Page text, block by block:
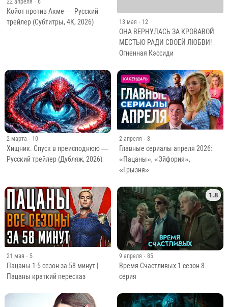
22 апреля · 6
Койот против Акме — Русский
трейлер (Субтитры, 4К, 2026)
13 мая · 12
ОНА ВЕРНУЛАСЬ ЗА КРОВАВОЙ
МЕСТЬЮ РАДИ СВОЕЙ ЛЮБВИ!
Огненная Кэссиди
2 марта · 10
Хищник. Спуск в преисподнюю —
Русский трейлер (Дубляж, 2026)
2 апреля · 8
Главные сериалы апреля 2026:
«Пацаны», «Эйфория»,
«Грызня»
21 мая · 5
Пацаны 1-5 сезон за 58 минут |
Пацаны краткий пересказ
1.8
9 апреля · 85
Время Счастливых 1 сезон 8
серия